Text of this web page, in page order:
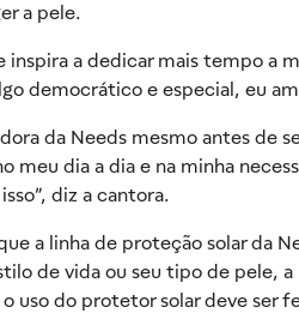
a pele.
inspira a dedicar mais tempo
democrático e especial, eu
da Needs mesmo antes de
meu dia a dia e na minha
diz a cantora.
a linha de proteção solar da
de vida ou seu tipo de pele, a
uso do protetor solar deve ser